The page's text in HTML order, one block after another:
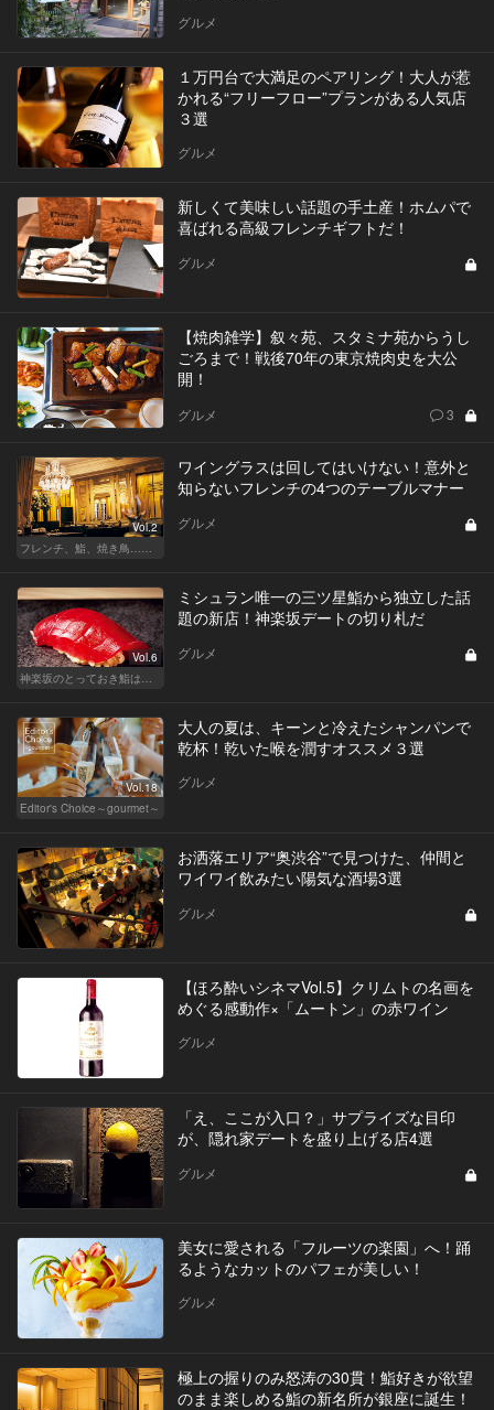
グルメ
１万円台で大満足のペアリング！大人が惹
かれる“フリーフロー”プランがある人気店
３選
グルメ
新しくて美味しい話題の手土産！ホムパで
喜ばれる高級フレンチギフトだ！
グルメ
【焼肉雑学】叙々苑、スタミナ苑からうし
ごろまで！戦後70年の東京焼肉史を大公
開！
グルメ 3
Vol.2
フレンチ、鮨、焼き鳥…グルメなら知っておきたい知識
ワイングラスは回してはいけない！意外と
知らないフレンチの4つのテーブルマナー
グルメ
Vol.6
神楽坂のとっておき鮨は、ふたりだけの秘密
ミシュラン唯一の三ツ星鮨から独立した話
題の新店！神楽坂デートの切り札だ
グルメ
Vol.18
Editor's Choice～gourmet～
大人の夏は、キーンと冷えたシャンパンで
乾杯！乾いた喉を潤すオススメ３選
グルメ
お洒落エリア“奥渋谷”で見つけた、仲間と
ワイワイ飲みたい陽気な酒場3選
グルメ
【ほろ酔いシネマVol.5】クリムトの名画を
めぐる感動作×「ムートン」の赤ワイン
グルメ
「え、ここが入口？」サプライズな目印
が、隠れ家デートを盛り上げる店4選
グルメ
美女に愛される「フルーツの楽園」へ！踊
るようなカットのパフェが美しい！
グルメ
極上の握りのみ怒涛の30貫！鮨好きが欲望
のまま楽しめる鮨の新名所が銀座に誕生！